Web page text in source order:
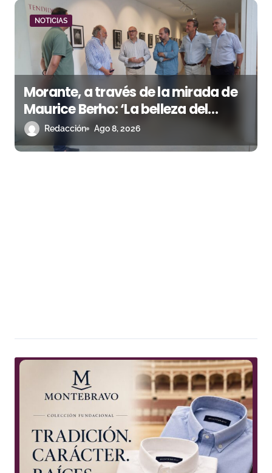
NOTICIAS
Morante, a través de la mirada de
Maurice Berho: ‘La belleza del
misterio’ llega a La Malagueta
Redacción Ago 8, 2026